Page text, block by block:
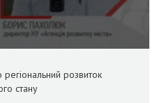
розвиток
стану